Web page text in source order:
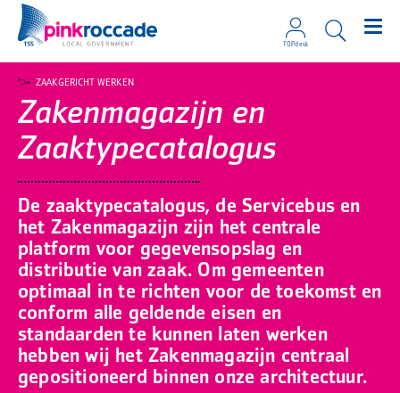
TOPdesk
Zakenmagazijn en
Zaaktypecatalogus
De zaaktypecatalogus, de Servicebus en
het Zakenmagazijn zijn het centrale
platform voor gegevensopslag en
distributie van zaak. Om gemeenten
optimaal in te richten voor de toekomst en
conform alle geldende eisen en
standaarden te kunnen laten werken
hebben wij het Zakenmagazijn centraal
gepositioneerd binnen onze architectuur.
ZAAKGERICHT WERKEN